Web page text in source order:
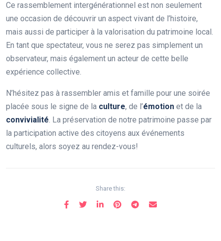
Ce rassemblement intergénérationnel est non seulement
une occasion de découvrir un aspect vivant de l’histoire,
mais aussi de participer à la valorisation du patrimoine local.
En tant que spectateur, vous ne serez pas simplement un
observateur, mais également un acteur de cette belle
expérience collective.
N’hésitez pas à rassembler amis et famille pour une soirée
placée sous le signe de la culture, de l’émotion et de la
convivialité. La préservation de notre patrimoine passe par
la participation active des citoyens aux événements
culturels, alors soyez au rendez-vous!
Share this: